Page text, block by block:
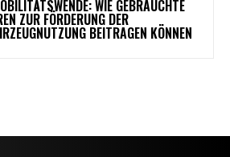
WIE GEBRAUCHTE
ZUR FÖRDERUNG DER
BEITRAGEN KÖNNEN